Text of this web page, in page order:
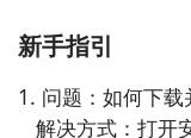
连
手游。
点击这
新手指引
1. 问题：如何下载